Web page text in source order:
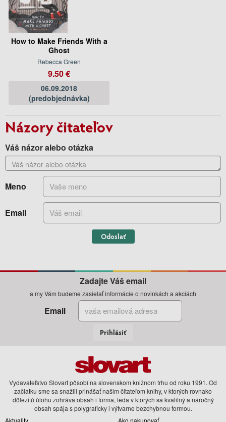
How to Make Friends With a
Ghost
Rebecca Green
9.50 €
06.09.2018
(predobjednávka)
Názory čitateľov
Váš názor alebo otázka
Meno
Email
Odoslať
Zadajte Váš email
a my Vám budeme zasielať informácie o novinkách a akciách
Email
Prihlásiť
Vydavateľstvo Slovart pôsobí na slovenskom knižnom trhu od roku 1991. Od
začiatku sme sa snažili prinášať našim čitateľom knihy, v ktorých rovnako
dôležitú úlohu zohráva obsah i forma, teda v ktorých sa kvalitný a náročný
obsah spája s polygraficky i výtvarne bezchybnou formou.
Aktuality
Ako nakupovať